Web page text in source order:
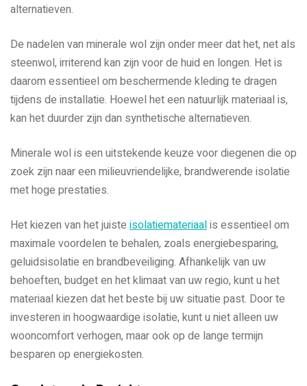
alternatieven.
De nadelen van minerale wol zijn onder meer dat het, net als
steenwol, irriterend kan zijn voor de huid en longen. Het is
daarom essentieel om beschermende kleding te dragen
tijdens de installatie. Hoewel het een natuurlijk materiaal is,
kan het duurder zijn dan synthetische alternatieven.
Minerale wol is een uitstekende keuze voor diegenen die op
zoek zijn naar een milieuvriendelijke, brandwerende isolatie
met hoge prestaties.
Het kiezen van het juiste isolatiemateriaalis essentieel om
maximale voordelen te behalen, zoals energiebesparing,
geluidsisolatie en brandbeveiliging. Afhankelijk van uw
behoeften, budget en het klimaat van uw regio, kunt u het
materiaal kiezen dat het beste bij uw situatie past. Door te
investeren in hoogwaardige isolatie, kunt u niet alleen uw
wooncomfort verhogen, maar ook op de lange termijn
besparen op energiekosten.